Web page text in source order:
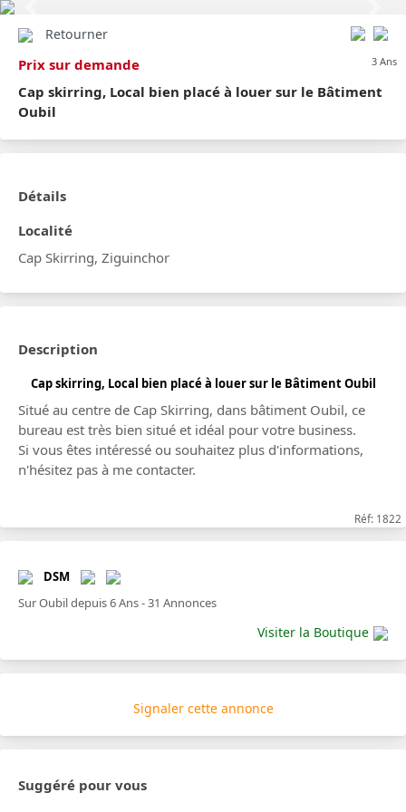
Retourner
Prix sur demande 3 Ans
Cap skirring, Local bien placé à louer sur le Bâtiment
Oubil
Détails
Localité
Cap Skirring, Ziguinchor
Description
Cap skirring, Local bien placé à louer sur le Bâtiment Oubil
Situé au centre de Cap Skirring, dans bâtiment Oubil, ce
bureau est très bien situé et idéal pour votre business.
Si vous êtes intéressé ou souhaitez plus d'informations,
n'hésitez pas à me contacter.
Réf: 1822
DSM
Sur Oubil depuis 6 Ans - 31 Annonces
Visiter la Boutique
Signaler cette annonce
Suggéré pour vous